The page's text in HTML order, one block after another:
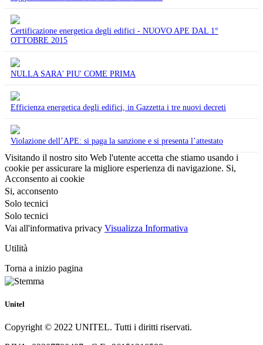
Certificazione energetica degli edifici - NUOVO APE DAL 1°
OTTOBRE 2015
NULLA SARA' PIU' COME PRIMA
Efficienza energetica degli edifici, in Gazzetta i tre nuovi decreti
Violazione dell’APE: si paga la sanzione e si presenta l’attestato
Visitando il nostro sito Web l'utente accetta che stiamo usando i
cookie per assicurare la migliore esperienza di navigazione. Si,
Acconsento ai cookie
Si, acconsento
Solo tecnici
Solo tecnici
Vai all'informativa privacy Visualizza Informativa
Utilità
Torna a inizio pagina
Unitel
Copyright © 2022 UNITEL. Tutti i diritti riservati.